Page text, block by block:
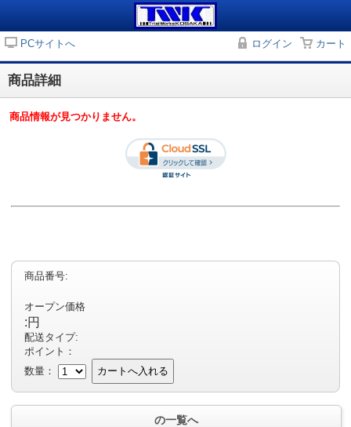
PCサイトへ ログイン カート
商品詳細
商品情報が見つかりません。
商品番号:
オープン価格
:円
配送タイプ:
ポイント：
数量：
カートへ入れる
の一覧へ